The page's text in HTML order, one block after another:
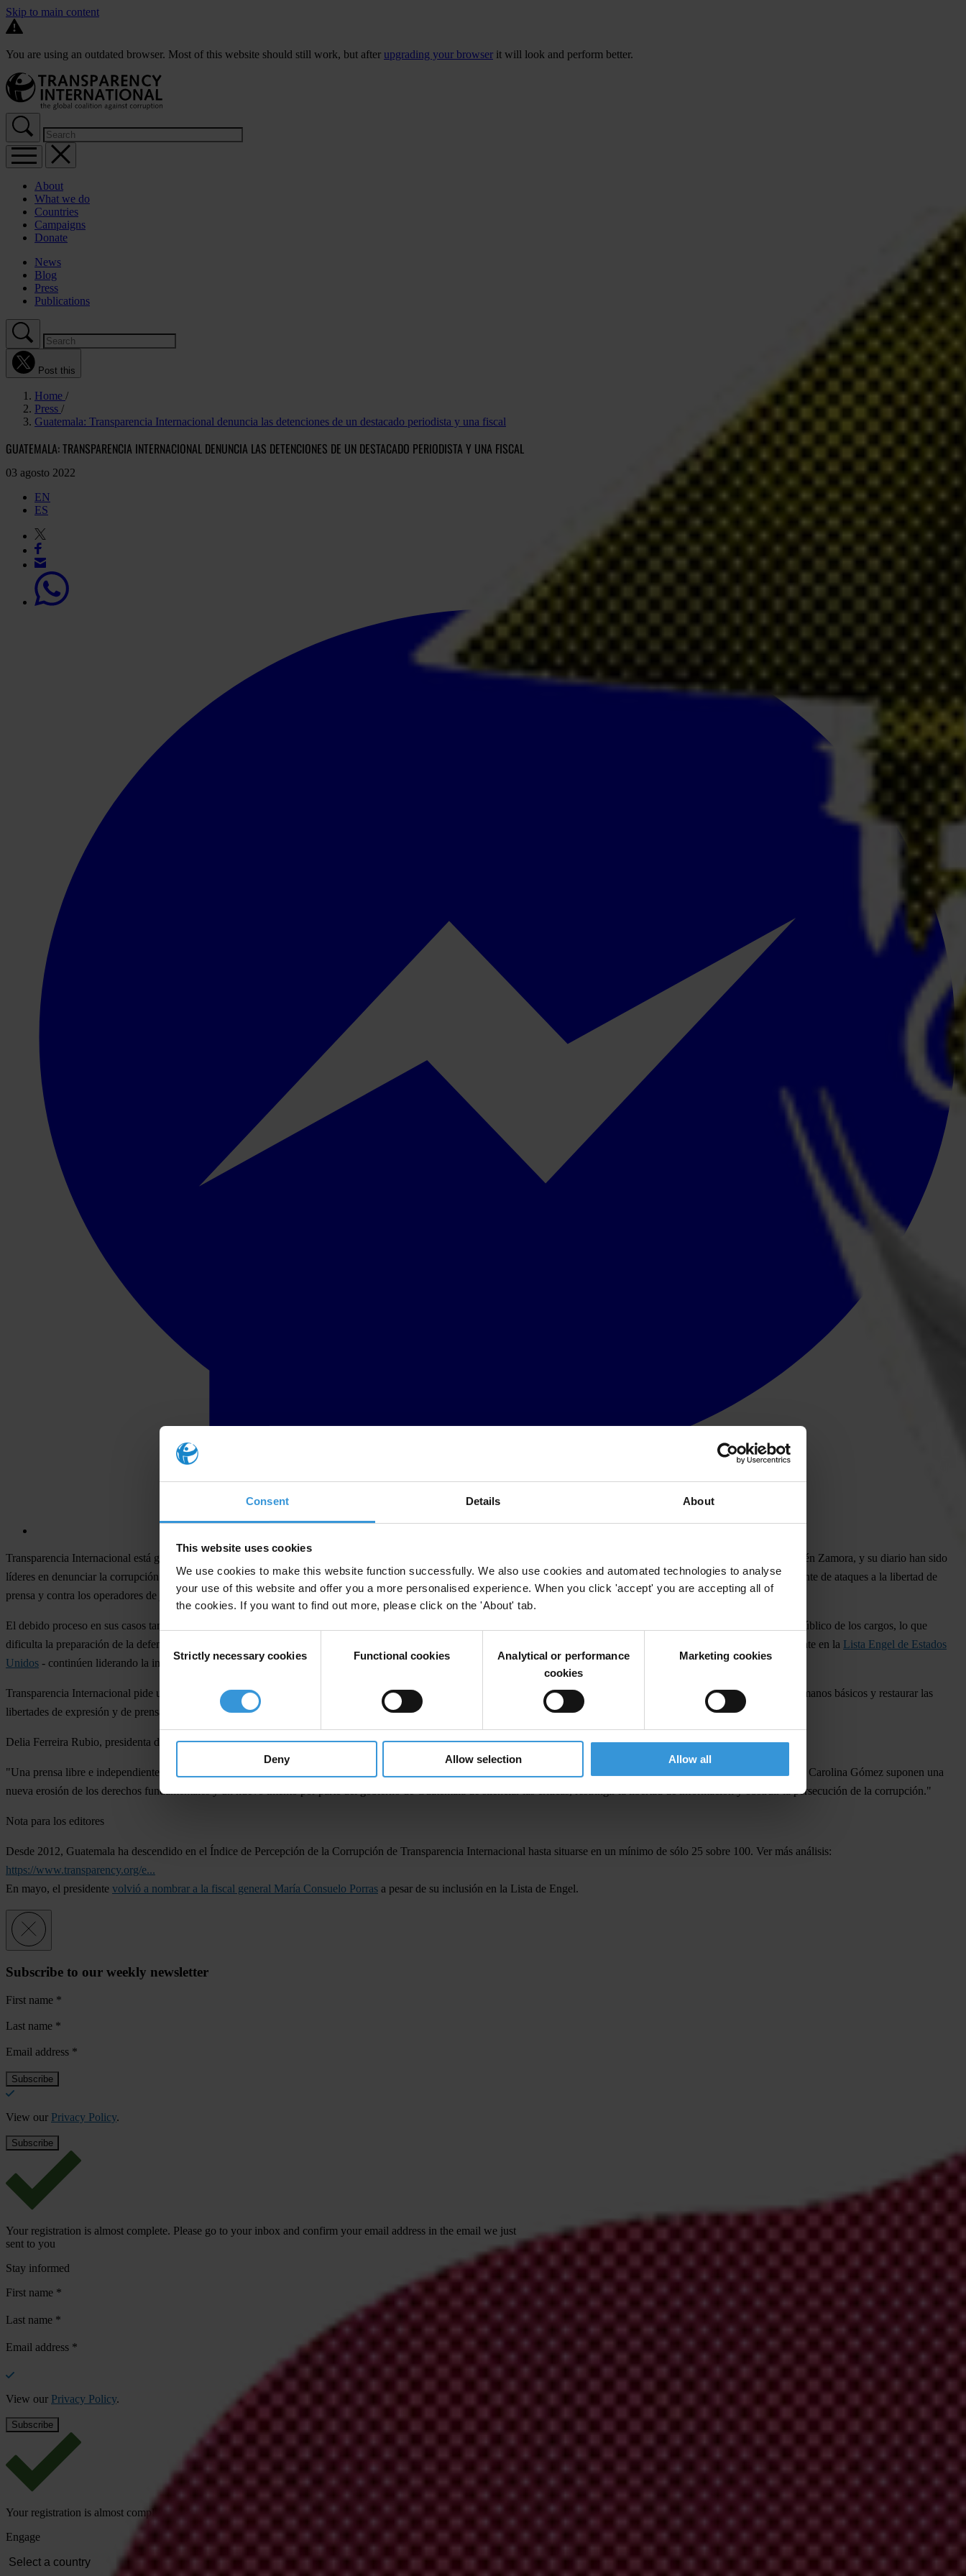
Consent Details About
This website uses cookies
We use cookies to make this website function successfully. We also use cookies and automated technologies to analyse
your use of this website and offer you a more personalised experience. When you click 'accept' you are accepting all of
the cookies. If you want to find out more, please click on the 'About' tab.
Selection
Strictly necessary cookies Functional cookies
Analytical or performance
cookies
Marketing cookies
Deny Allow selection Allow all
Skip to main content
You are using an outdated browser. Most of this website should still work, but after upgrading your browser it will look and perform better.
About
What we do
Countries
Campaigns
Donate
News
Blog
Press
Publications
Post this
Home
Press
Guatemala: Transparencia Internacional denuncia las detenciones de un destacado periodista y una fiscal
GUATEMALA: TRANSPARENCIA INTERNACIONAL DENUNCIA LAS DETENCIONES DE UN DESTACADO PERIODISTA Y UNA FISCAL
03 agosto 2022
EN
ES
Transparencia Internacional está gravemente preocupada por las recientes detenciones de figuras prominentes en Guatemala. El periodista y presidente de El Periódico, José Rubén Zamora, y su diario han sido
líderes en denunciar la corrupción. La fiscal adjunta Samari Carolina Gómez fue detenida en relación con el caso contra Rubén Zamora. Sus arrestos señalan un patrón preocupante de ataques a la libertad de
prensa y contra los operadores de justicia independientes en Guatemala.
El debido proceso en sus casos también se ha visto vulnerado. Las disposiciones que permiten la reserva en la investigación en estos casos provocaron un retraso en el anuncio público de los cargos, lo que
dificulta la preparación de la defensa. Además, el gobierno guatemalteco ha demostrado una preocupante disposición a permitir que fiscales acusados de corrupción - recientemente en la Lista Engel de Estados
Unidos - continúen liderando la institución.
Transparencia Internacional pide un proceso judicial transparente para Rubén Zamora y Gómez. El gobierno debe tomar más medidas para detener los ataques a los derechos humanos básicos y restaurar las
libertades de expresión y de prensa en Guatemala.
Delia Ferreira Rubio, presidenta de Transparencia Internacional, ha declarado:
"Una prensa libre e independiente es una piedra angular de la democracia que ayuda a exigir responsabilidades a los dirigentes. Las detenciones de José Rubén Zamora y Samari Carolina Gómez suponen una
nueva erosión de los derechos fundamentales y un nuevo intento por parte del gobierno de Guatemala de silenciar las críticas, restringir la libertad de información y obstruir la persecución de la corrupción."
Nota para los editores
Desde 2012, Guatemala ha descendido en el Índice de Percepción de la Corrupción de Transparencia Internacional hasta situarse en un mínimo de sólo 25 sobre 100. Ver más análisis:
https://www.transparency.org/e...
En mayo, el presidente volvió a nombrar a la fiscal general María Consuelo Porras a pesar de su inclusión en la Lista de Engel.
Subscribe to our weekly newsletter
First name *
Last name *
Email address *
View our Privacy Policy.
Your registration is almost complete. Please go to your inbox and confirm your email address in the email we just
sent to you
Stay informed
First name *
Last name *
Email address *
View our Privacy Policy.
Your registration is almost complete. Please go to your inbox and confirm your email address in the email we just sent to you
Engage